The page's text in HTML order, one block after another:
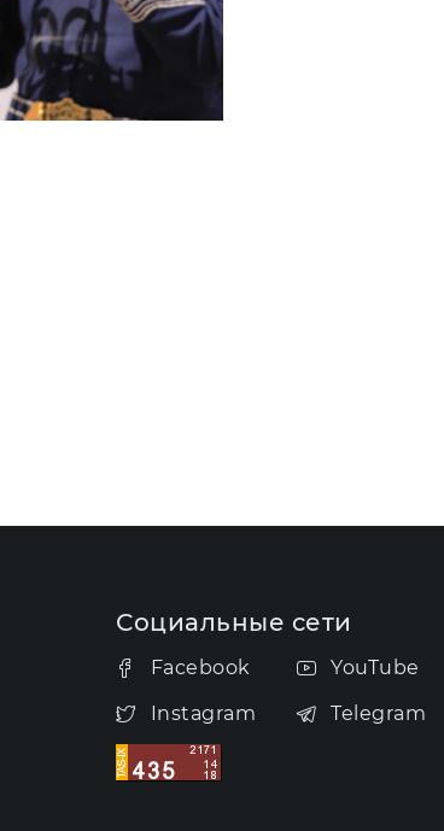
Социальные сети
Facebook
Instagram
YouTube
Telegram